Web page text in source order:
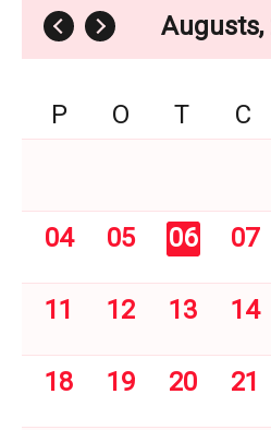
Augusts,
P O T C
04 05 06 07
11 12 13 14
18 19 20 21